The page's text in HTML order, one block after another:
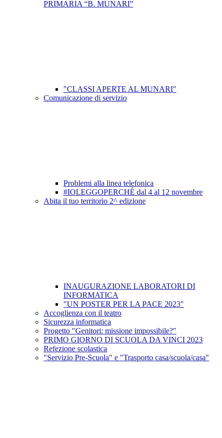
PRIMARIA “B. MUNARI”
"CLASSI APERTE AL MUNARI"
Comunicazione di servizio
Problemi alla linea telefonica
#IOLEGGOPERCHÉ dal 4 al 12 novembre
Abita il tuo territorio 2^ edizione
INAUGURAZIONE LABORATORI DI
INFORMATICA
"UN POSTER PER LA PACE 2023"
Accoglienza con il teatro
Sicurezza informatica
Progetto "Genitori: missione impossibile?"
PRIMO GIORNO DI SCUOLA DA VINCI 2023
Refezione scolastica
"Servizio Pre-Scuola" e "Trasporto casa/scuola/casa"